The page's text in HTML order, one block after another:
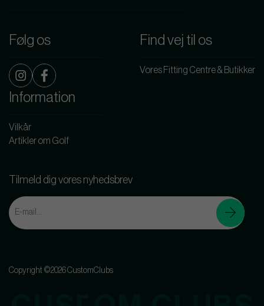
Følg os Find vej til os
Vores Fitting Centre & Butikker
Information
Vilkår
Artikler om Golf
Tilmeld dig vores nyhedsbrev
Copyright ©2026 CustomClubs